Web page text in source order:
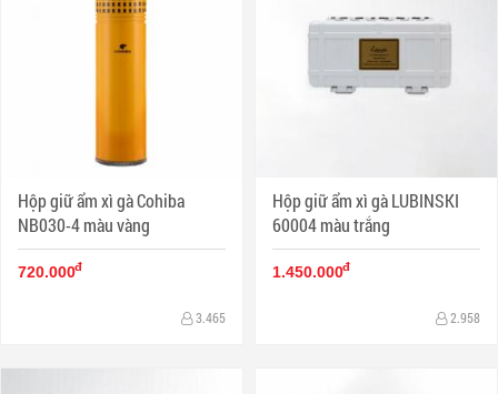
Hộp giữ ẩm xì gà Cohiba
NB030-4 màu vàng
720.000đ
3.465
Hộp giữ ẩm xì gà LUBINSKI
60004 màu trắng
1.450.000đ
2.958